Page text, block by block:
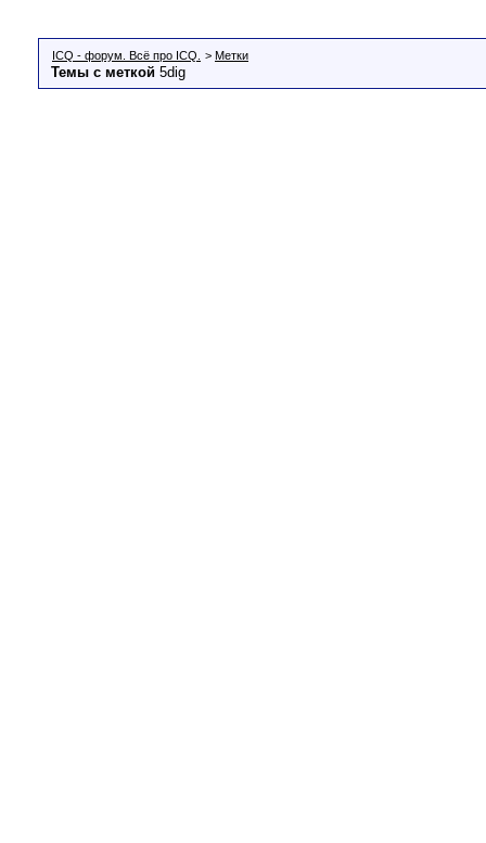
ICQ - форум. Всё про ICQ. > Метки
Темы с меткой 5dig